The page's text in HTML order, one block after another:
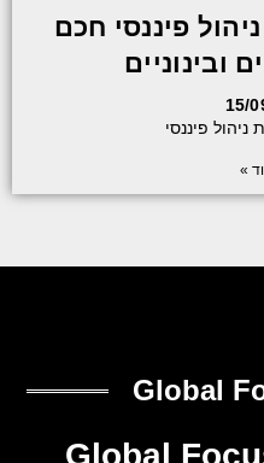
פיננסי חכם
ובינוניים
15/
פיננסי
»